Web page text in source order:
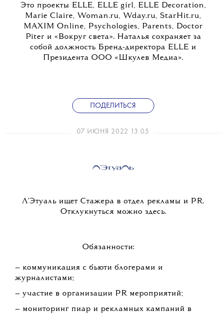
Это проекты ELLE, ELLE girl, ELLE Decoration,
Marie Claire, Woman.ru, Wday.ru, StarHit.ru,
MAXIM Online, Psychologies, Parents, Doctor
Piter и «Вокруг света». Наталья сохраняет за
собой должность Бренд-директора ELLE и
Президента ООО «Шкулев Медиа».
ПОДЕЛИТЬСЯ
07 ИЮНЯ 2022 13:05
Л'Этуаль ищет Стажера в отдел рекламы и PR.
Отклукнуться можно здесь.
Обязанности:
— коммуникация с бьюти блогерами и
журналистами;
— участие в организации PR мероприятий;
— мониторинг пиар и рекламных кампаний в